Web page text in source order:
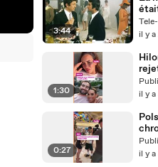
3:44
1:30
son
0:27
de